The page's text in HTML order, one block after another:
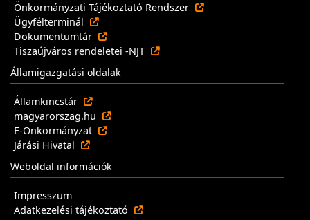
Önkormányzati Tájékoztató Rendszer
Ügyfélterminál
Dokumentumtár
Tiszaújváros rendeletei -NJT
Államigazgatási oldalak
Államkincstár
magyarorszag.hu
E-Önkormányzat
Járási Hivatal
Weboldal információk
Impresszum
Adatkezelési tájékoztató